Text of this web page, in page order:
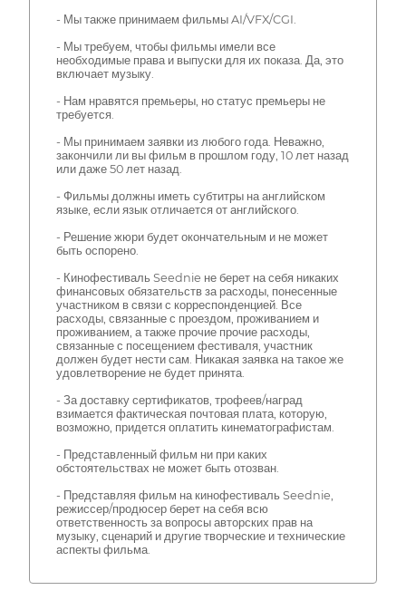
- Мы также принимаем фильмы AI/VFX/CGI.
- Мы требуем, чтобы фильмы имели все
необходимые права и выпуски для их показа. Да, это
включает музыку.
- Нам нравятся премьеры, но статус премьеры не
требуется.
- Мы принимаем заявки из любого года. Неважно,
закончили ли вы фильм в прошлом году, 10 лет назад
или даже 50 лет назад.
- Фильмы должны иметь субтитры на английском
языке, если язык отличается от английского.
- Решение жюри будет окончательным и не может
быть оспорено.
- Кинофестиваль Seednie не берет на себя никаких
финансовых обязательств за расходы, понесенные
участником в связи с корреспонденцией. Все
расходы, связанные с проездом, проживанием и
проживанием, а также прочие прочие расходы,
связанные с посещением фестиваля, участник
должен будет нести сам. Никакая заявка на такое же
удовлетворение не будет принята.
- За доставку сертификатов, трофеев/наград
взимается фактическая почтовая плата, которую,
возможно, придется оплатить кинематографистам.
- Представленный фильм ни при каких
обстоятельствах не может быть отозван.
- Представляя фильм на кинофестиваль Seednie,
режиссер/продюсер берет на себя всю
ответственность за вопросы авторских прав на
музыку, сценарий и другие творческие и технические
аспекты фильма.